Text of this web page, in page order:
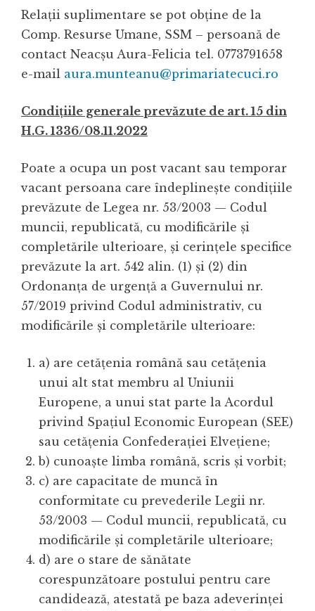
Relații suplimentare se pot obține de la
Comp. Resurse Umane, SSM – persoană de
contact Neacșu Aura-Felicia tel. 0773791658
e-mail aura.munteanu@primariatecuci.ro
Condițiile generale prevăzute de art. 15 din
H.G. 1336/08.11.2022
Poate a ocupa un post vacant sau temporar
vacant persoana care îndeplinește condițiile
prevăzute de Legea nr. 53/2003 — Codul
muncii, republicată, cu modificările și
completările ulterioare, și cerințele specifice
prevăzute la art. 542 alin. (1) și (2) din
Ordonanța de urgență a Guvernului nr.
57/2019 privind Codul administrativ, cu
modificările și completările ulterioare:
a) are cetățenia română sau cetățenia
unui alt stat membru al Uniunii
Europene, a unui stat parte la Acordul
privind Spațiul Economic European (SEE)
sau cetățenia Confederației Elvețiene;
b) cunoaște limba română, scris și vorbit;
c) are capacitate de muncă în
conformitate cu prevederile Legii nr.
53/2003 — Codul muncii, republicată, cu
modificările și completările ulterioare;
d) are o stare de sănătate
corespunzătoare postului pentru care
candidează, atestată pe baza adeverinței